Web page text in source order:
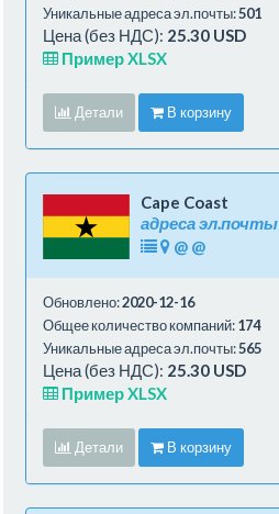
Уникальные адреса эл.почты:501
Цена (без НДС): 25.30 USD
Пример XLSX
Детали В корзину
Cape Coast
адреса эл.почты
@ @
Обновлено:2020-12-16
Общее количество компаний:174
Уникальные адреса эл.почты:565
Цена (без НДС): 25.30 USD
Пример XLSX
Детали В корзину